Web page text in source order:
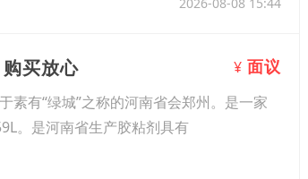
2026-08-08 15:44
买放心 ¥ 面议
素有“绿城”之称的河南省会郑州。是一家
。是河南省生产胶粘剂具有